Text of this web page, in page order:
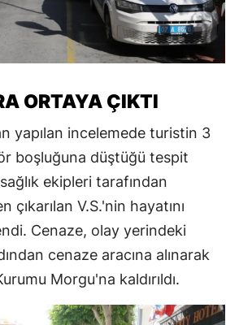
ORTAYA ÇIKTI
yapılan incelemede turistin 3
boşluğuna düştüğü tespit
ekipleri tarafından
çıkarılan V.S.'nin hayatını
Cenaze, olay yerindeki
cenaze aracına alınarak
Morgu'na kaldırıldı.